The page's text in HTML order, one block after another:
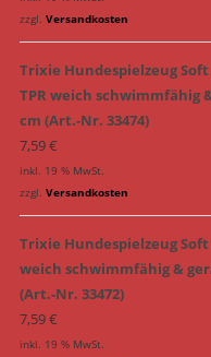
zzgl. Versandkosten
Trixie Hundespielzeug
TPR weich schwimmfähig
cm (Art.-Nr. 33474)
7,59€
inkl. 19 % MwSt.
zzgl. Versandkosten
Trixie Hundespielzeug Soft
weich schwimmfähig &
(Art.-Nr. 33472)
7,59€
inkl. 19 % MwSt.